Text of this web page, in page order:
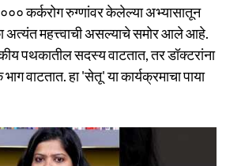
कर्करोग रुग्णांवर केलेल्या अभ्यासातून
अत्यंत महत्त्वाची असल्याचे समोर आले आहे.
पथकातील सदस्य वाटतात, तर डॉक्टरांना
वाटतात. हा 'सेतू' या कार्यक्रमाचा पाया